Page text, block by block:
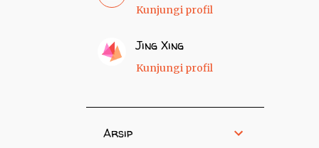
Kunjungi profil
Jing Xing
Kunjungi profil
Arsip